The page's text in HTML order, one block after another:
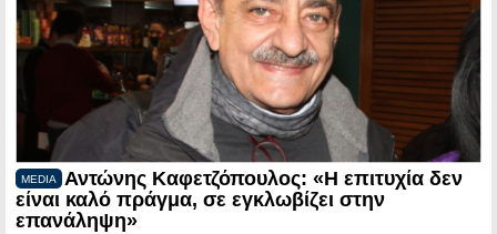
MEDIA
Αντώνης Καφετζόπουλος: «Η επιτυχία δεν
είναι καλό πράγμα, σε εγκλωβίζει στην
επανάληψη»